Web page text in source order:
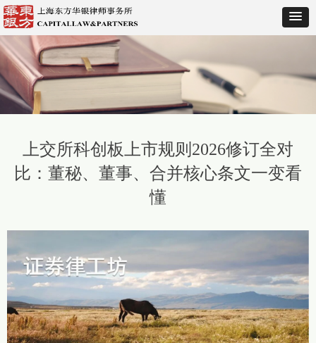
上交所科创板上市规则2026修订全对
比：董秘、董事、合并核心条文一变看
懂